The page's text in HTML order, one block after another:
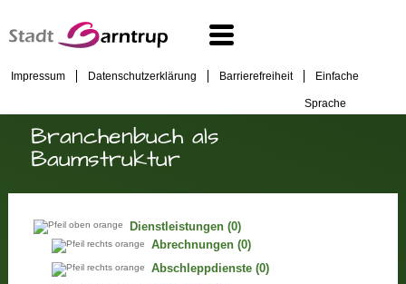
Impressum Datenschutzerklärung Barrierefreiheit Einfache
Sprache
Branchenbuch als
Baumstruktur
Dienstleistungen (0)
Abrechnungen (0)
Abschleppdienste (0)